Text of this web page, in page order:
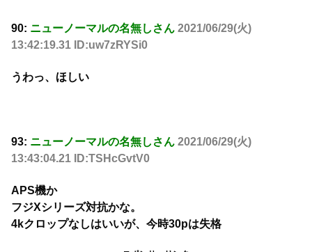
90: ニューノーマルの名無しさん 2021/06/29(火)
13:42:19.31 ID:uw7zRYSi0
うわっ、ほしい
93: ニューノーマルの名無しさん 2021/06/29(火)
13:43:04.21 ID:TSHcGvtV0
APS機か
フジXシリーズ対抗かな。
4kクロップなしはいいが、今時30pは失格